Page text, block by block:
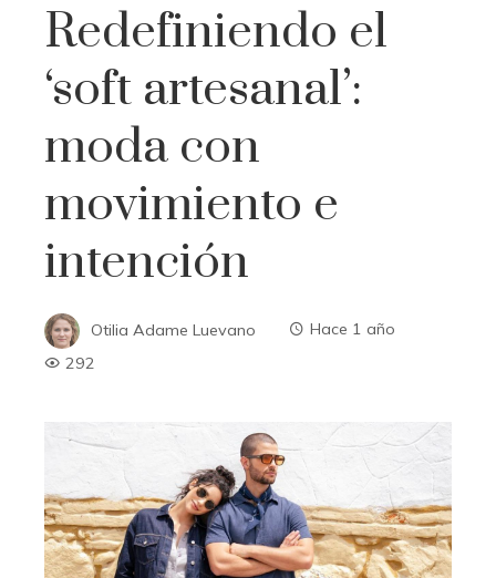
Redefiniendo el
‘soft artesanal’:
moda con
movimiento e
intención
Otilia Adame Luevano
Hace 1 año
292